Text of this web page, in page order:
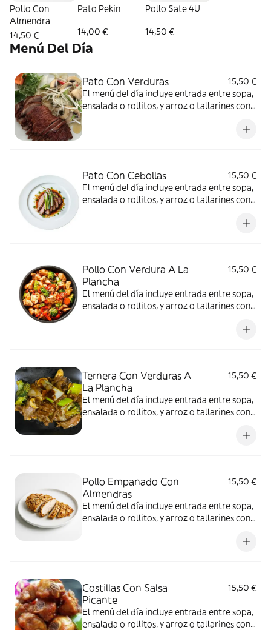
Pollo Con
Almendra
14,50 €
Pato Pekin
14,00 €
Pollo Sate 4U
14,50 €
Menú Del Día
Pato Con Verduras
15,50 €
El menú del día incluye entrada entre sopa,
ensalada o rollitos, y arroz o tallarines con
Pato Con Cebollas
15,50 €
El menú del día incluye entrada entre sopa,
ensalada o rollitos, y arroz o tallarines con
Pollo Con Verdura A La
Plancha
15,50 €
El menú del día incluye entrada entre sopa,
ensalada o rollitos, y arroz o tallarines con
Ternera Con Verduras A
La Plancha
15,50 €
El menú del día incluye entrada entre sopa,
ensalada o rollitos, y arroz o tallarines con
Pollo Empanado Con
Almendras
15,50 €
El menú del día incluye entrada entre sopa,
ensalada o rollitos, y arroz o tallarines con
Costillas Con Salsa
Picante
15,50 €
El menú del día incluye entrada entre sopa,
ensalada o rollitos, y arroz o tallarines con